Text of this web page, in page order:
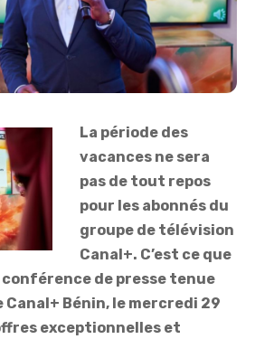
La période des
vacances ne sera
pas de tout repos
pour les abonnés du
groupe de télévision
Canal+. C’est ce que
conférence de presse tenue
Canal+ Bénin, le mercredi 29
exceptionnelles et